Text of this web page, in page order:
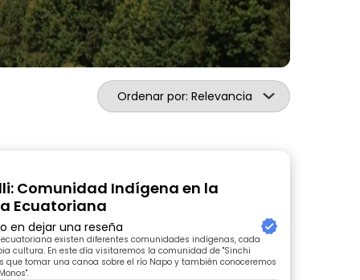
Ordenar por: Relevancia
Comunidad Indígena en la
Ecuatoriana
en dejar una reseña
existen diferentes comunidades indígenas, cada
cultura. En este día visitaremos la comunidad de "Sinchi
que tomar una canoa sobre el río Napo y también conoceremos